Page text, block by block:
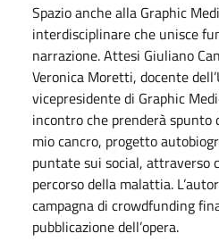
Spazio anche alla Graphic
interdisciplinare che unisce
narrazione. Attesi Giuliano
Veronica Moretti, docente
vicepresidente di Graphic
incontro che prenderà spunto
mio cancro, progetto
puntate sui social, attraverso
percorso della malattia.
campagna di crowdfunding
pubblicazione dell’opera.